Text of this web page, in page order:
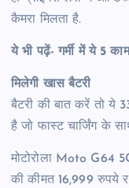
कैमरा मिलता है.
ये भी पढ़ें- गर्मी में ये 5
मिलेगी खास बैटरी
बैटरी की बात करें तो ये
है जो फास्ट चार्जिंग के
मोटोरोला Moto G64
की कीमत 16,999 रुपये